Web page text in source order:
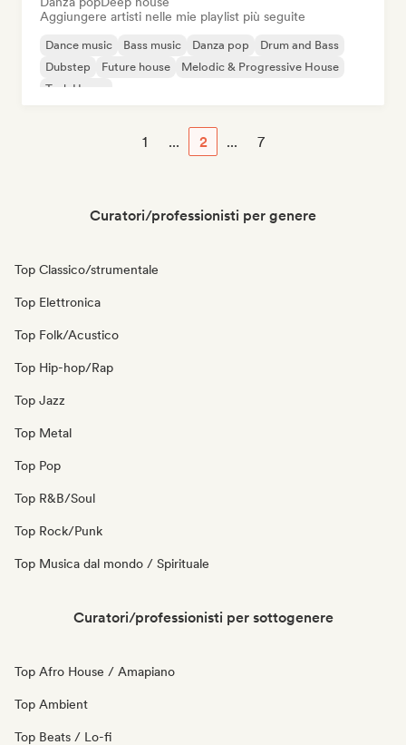
Aggiungere artisti nelle mie playlist più seguite
Dance music Bass music Danza pop
Drum and Bass
Dubstep
Future house
Melodic & Progressive House
Tech House
1 ... 2 ... 7
Curatori/professionisti per genere
Top Classico/strumentale
Top Elettronica
Top Folk/Acustico
Top Hip-hop/Rap
Top Jazz
Top Metal
Top Pop
Top R&B/Soul
Top Rock/Punk
Top Musica dal mondo / Spirituale
Curatori/professionisti per sottogenere
Top Afro House / Amapiano
Top Ambient
Top Beats / Lo-fi